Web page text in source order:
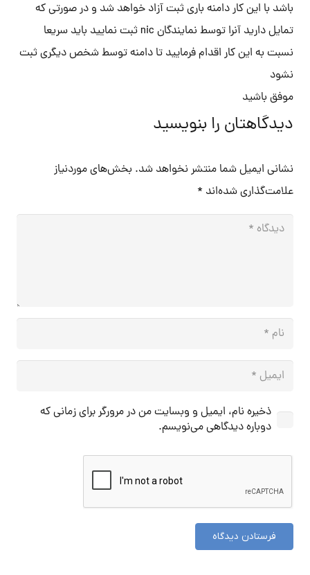
باشد با این کار دامنه باری ثبت آزاد خواهد شد و در صورتی که
تمایل دارید آنرا توسط نمایندگان nic ثبت نمایید باید سریعا
نسبت به این کار اقدام فرمایید تا دامنه توسط شخص دیگری ثبت
نشود
موفق باشید
دیدگاهتان را بنویسید
نشانی ایمیل شما منتشر نخواهد شد. بخش‌های موردنیاز
علامت‌گذاری شده‌اند *
ذخیره نام، ایمیل و وبسایت من در مرورگر برای زمانی که
دوباره دیدگاهی می‌نویسم.
فرستادن دیدگاه